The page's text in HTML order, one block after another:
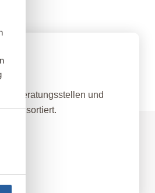
Beratungsstellen und
sortiert.